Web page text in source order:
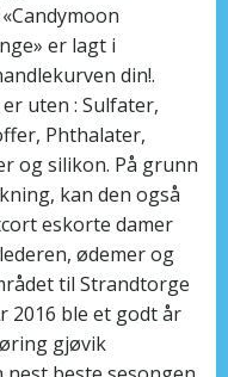
er lagt i
din!.
uten : Sulfater,
Phthalater,
og silikon. På grunn
kan den også
eskorte damer
ødemer og
til Strandtorge
2016 ble et godt år
gjøvik